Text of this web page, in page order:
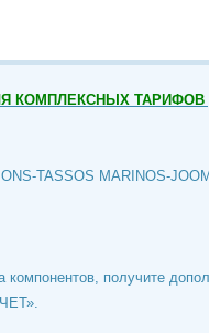
КОМПЛЕКСНЫХ ТАРИФОВ
TASSOS MARINOS-
компонентов, получите